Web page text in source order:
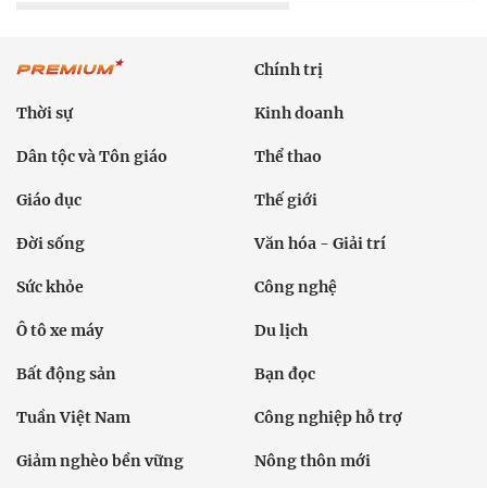
Chính trị
Thời sự Kinh doanh
Dân tộc và Tôn giáo Thể thao
Giáo dục Thế giới
Đời sống Văn hóa - Giải trí
Sức khỏe Công nghệ
Ô tô xe máy Du lịch
Bất động sản Bạn đọc
Tuần Việt Nam Công nghiệp hỗ trợ
Giảm nghèo bền vững Nông thôn mới